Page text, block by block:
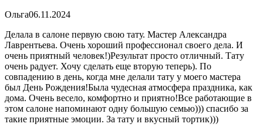
Ольга06.11.2024
Делала в салоне первую свою тату. Мастер Александра
Лаврентьева. Очень хороший профессионал своего дела. И
очень приятный человек!)Результат просто отличный. Тату
очень радует. Хочу сделать еще вторую теперь). По
совпадению в день, когда мне делали тату у моего мастера
был День Рождения!Была чудесная атмосфера праздника, как
дома. Очень весело, комфортно и приятно!Все работающие в
этом салоне напоминают одну большую семью))) спасибо за
такие приятные эмоции. За тату и вкусный тортик)))